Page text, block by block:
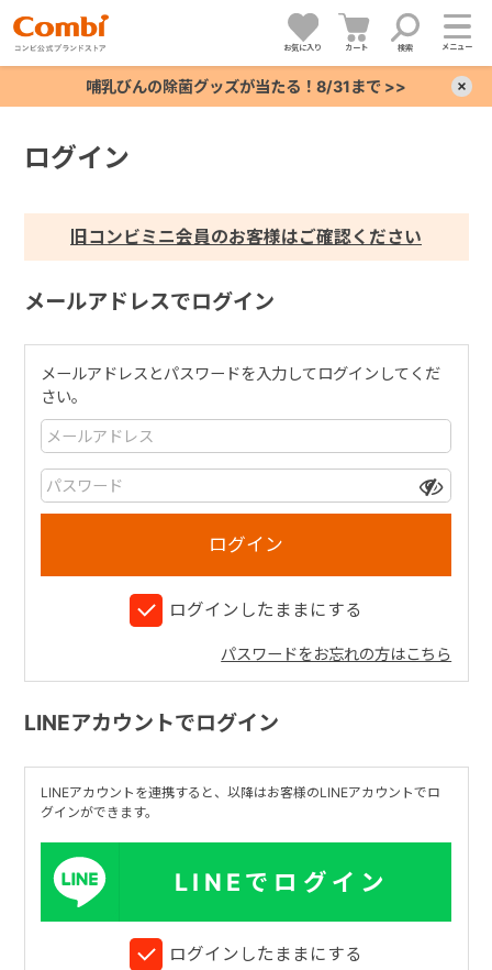
お気に入り カート 検索 メニュー
哺乳びんの除菌グッズが当たる！8/31まで >>
ログイン
旧コンビミニ会員のお客様はご確認ください
メールアドレスでログイン
メールアドレスとパスワードを入力してログインしてくだ
さい。
ログインしたままにする
パスワードをお忘れの方はこちら
LINEアカウントでログイン
LINEアカウントを連携すると、以降はお客様のLINEアカウントでロ
グインができます。
LINEでログイン
ログインしたままにする